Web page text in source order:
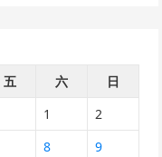
五 六
日
1
2
8
9